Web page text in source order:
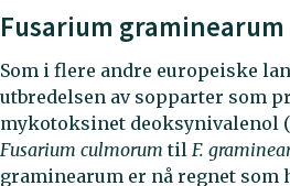
Fusarium graminearum
Som i flere andre europeiske
utbredelsen av sopparter som
mykotoksinet deoksynivalenol
Fusarium culmorum til F.
graminearum er nå regnet som